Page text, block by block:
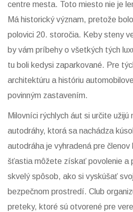
centre mesta. Toto miesto nie je
Má historický význam, pretože
polovici 20. storočia. Keby steny
by vám príbehy o všetkých tých
tu boli kedysi zaparkované. Pre
architektúru a históriu
povinným zastavením.
Milovníci rýchlych áut si určite
autodráhy, ktorá sa nachádza
autodráha je vyhradená pre členov
šťastia môžete získať povolenie a
skvelý spôsob, ako si vyskúšať
bezpečnom prostredí. Club
preteky, ktoré sú otvorené pre